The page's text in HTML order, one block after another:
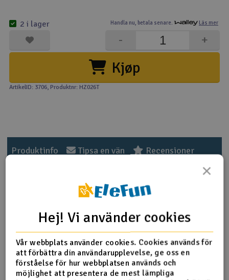
Kamerautrustning
Modellbygg- och byggsatser
Modelljärnväg
Radioutrustning
Smarthem, lek och hobby
Solenergi
Handla nu, betala senare. Läs mer
Kjøp
+
-
2 i lager
ArtikelID: 3706, Produktnr: HZ026T
Produktinfo Tipsa en vän Recensioner
Produktinformation
One-way Bearing Shaft
Length:21.5mm
Max outer diameter:8
Hole outer diameter:6
Hole inner diameter:5
×
Hej! Vi använder cookies
Vår webbplats använder cookies. Cookies används för
att förbättra din användarupplevelse, ge oss en
förståelse för hur webbplatsen används och
möjlighet att presentera de mest lämpliga